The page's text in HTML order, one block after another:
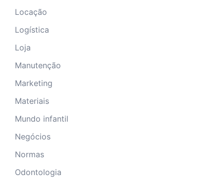
Locação
Logística
Loja
Manutenção
Marketing
Materiais
Mundo infantil
Negócios
Normas
Odontologia